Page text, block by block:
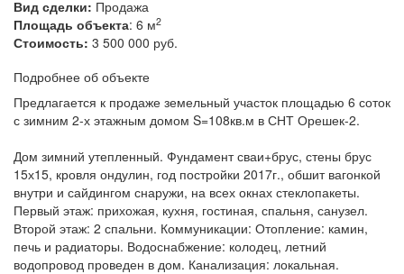
Вид сделки: Продажа
Площадь объекта: 6 м2
Стоимость: 3 500 000 руб.
Подробнее об объекте
Предлагается к продаже земельный участок площадью 6 соток
с зимним 2-х этажным домом S=108кв.м в СНТ Орешек-2.
Дом зимний утепленный. Фундамент сваи+брус, стены брус
15х15, кровля ондулин, год постройки 2017г., обшит вагонкой
внутри и сайдингом снаружи, на всех окнах стеклопакеты.
Первый этаж: прихожая, кухня, гостиная, спальня, санузел.
Второй этаж: 2 спальни. Коммуникации: Отопление: камин,
печь и радиаторы. Водоснабжение: колодец, летний
водопровод проведен в дом. Канализация: локальная.